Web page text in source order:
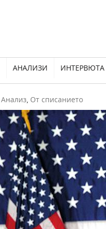
АНАЛИЗИ ИНТЕРВЮТА
Анализ, От списанието